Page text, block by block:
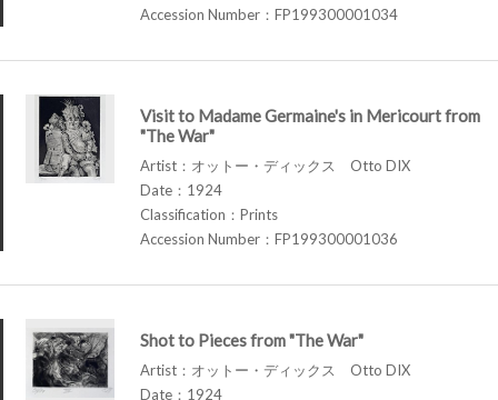
Accession Number：FP199300001034
Visit to Madame Germaine's in Mericourt from
"The War"
Artist：オットー・ディックス Otto DIX
Date：1924
Classification：Prints
Accession Number：FP199300001036
Shot to Pieces from "The War"
Artist：オットー・ディックス Otto DIX
Date：1924